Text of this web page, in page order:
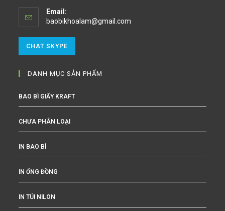
Email:
baobikhoalam@gmail.com
CHAT SKYPE
DANH MỤC SẢN PHẨM
BAO BÌ GIẤY KRAFT
CHƯA PHÂN LOẠI
IN BAO BÌ
IN ỐNG ĐỒNG
IN TÚI NILON